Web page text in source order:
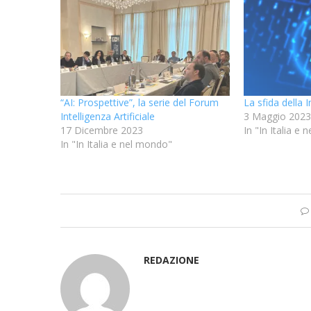
“AI: Prospettive”, la serie del Forum
Intelligenza Artificiale
17 Dicembre 2023
In "In Italia e nel mondo"
La sfida della
3 Maggio 2023
In "In Italia e
REDAZIONE